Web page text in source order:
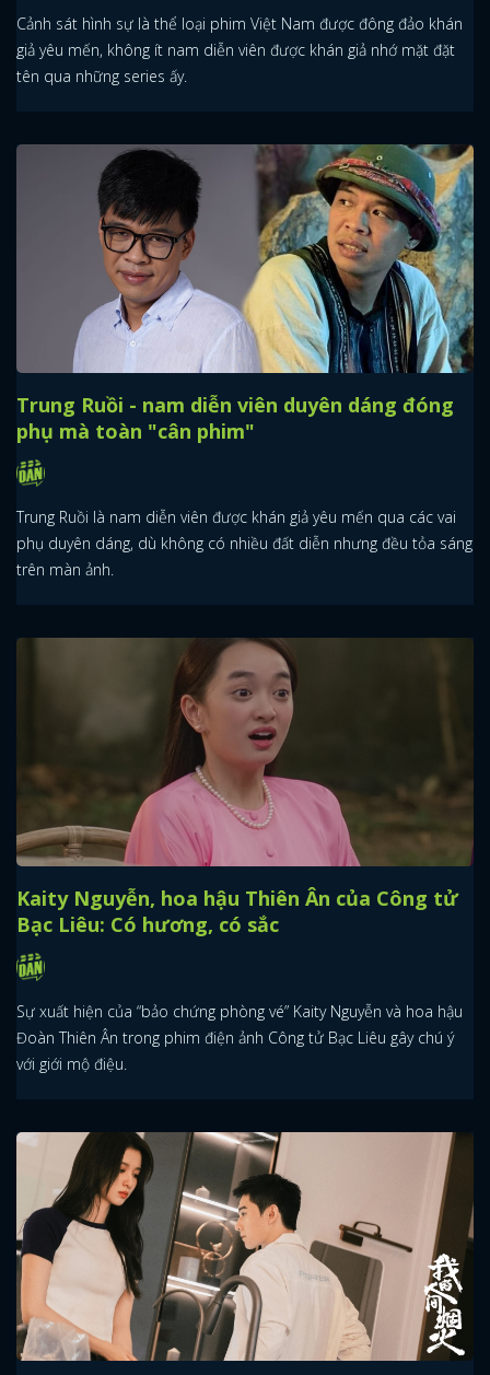
Cảnh sát hình sự là thể loại phim Việt Nam được đông đảo khán
giả yêu mến, không ít nam diễn viên được khán giả nhớ mặt đặt
tên qua những series ấy.
Trung Ruồi - nam diễn viên duyên dáng đóng
phụ mà toàn "cân phim"
Trung Ruồi là nam diễn viên được khán giả yêu mến qua các vai
phụ duyên dáng, dù không có nhiều đất diễn nhưng đều tỏa sáng
trên màn ảnh.
Kaity Nguyễn, hoa hậu Thiên Ân của Công tử
Bạc Liêu: Có hương, có sắc
Sự xuất hiện của “bảo chứng phòng vé” Kaity Nguyễn và hoa hậu
Đoàn Thiên Ân trong phim điện ảnh Công tử Bạc Liêu gây chú ý
với giới mộ điệu.